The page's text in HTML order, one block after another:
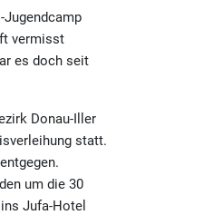
vermisst
es doch seit
Donau-Iller
statt.
um die 30
Jufa-Hotel